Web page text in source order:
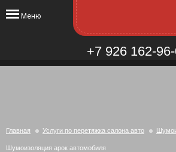
+7 926 162-
Меню
Главная Услуги по перетяжка салона авто
Шумоизоляция арок автомобиля